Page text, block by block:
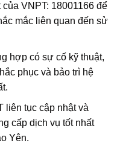
VNPT: 18001166 để
mắc liên quan đến sử
hợp có sự cố kỹ thuật,
phục và bảo trì hệ
liên tục cập nhật và
cấp dịch vụ tốt nhất
Yên.